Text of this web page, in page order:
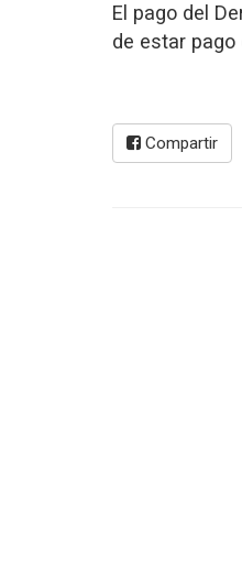
El pago del
de estar pago
Compartir